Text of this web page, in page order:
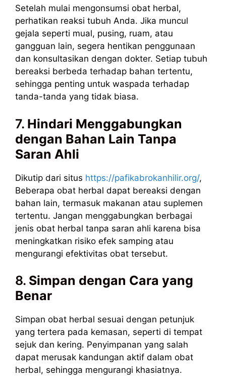
Setelah mulai mengonsumsi obat herbal,
perhatikan reaksi tubuh Anda. Jika muncul
gejala seperti mual, pusing, ruam, atau
gangguan lain, segera hentikan penggunaan
dan konsultasikan dengan dokter. Setiap tubuh
bereaksi berbeda terhadap bahan tertentu,
sehingga penting untuk waspada terhadap
tanda-tanda yang tidak biasa.
7. Hindari Menggabungkan
dengan Bahan Lain Tanpa
Saran Ahli
Dikutip dari situs https://pafikabrokanhilir.org/,
Beberapa obat herbal dapat bereaksi dengan
bahan lain, termasuk makanan atau suplemen
tertentu. Jangan menggabungkan berbagai
jenis obat herbal tanpa saran ahli karena bisa
meningkatkan risiko efek samping atau
mengurangi efektivitas obat tersebut.
8. Simpan dengan Cara yang
Benar
Simpan obat herbal sesuai dengan petunjuk
yang tertera pada kemasan, seperti di tempat
sejuk dan kering. Penyimpanan yang salah
dapat merusak kandungan aktif dalam obat
herbal, sehingga mengurangi khasiatnya.